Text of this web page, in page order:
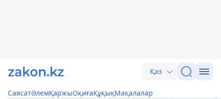
Қаз
СаясатӘлемҚаржыОқиғаҚұқықМақалалар